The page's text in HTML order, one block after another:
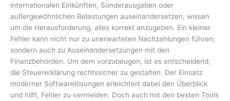
internationalen Einkünften, Sonderausgaben oder
außergewöhnlichen Belastungen auseinandersetzen, wissen
um die Herausforderung, alles korrekt anzugeben. Ein kleiner
Fehler kann nicht nur zu unerwarteten Nachzahlungen führen,
sondern auch zu Auseinandersetzungen mit den
Finanzbehörden. Um dem vorzubeugen, ist es entscheidend,
die Steuererklärung rechtssicher zu gestalten. Der Einsatz
moderner Softwarelösungen erleichtert dabei den Überblick
und hilft, Fehler zu vermeiden. Doch auch mit den besten Tools